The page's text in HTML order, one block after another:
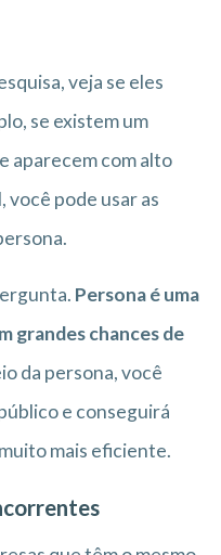
veja se eles
se existem um
aparecem com alto
você pode usar as
Persona é uma
grandes chances de
da persona, você
e conseguirá
muito mais eficiente.